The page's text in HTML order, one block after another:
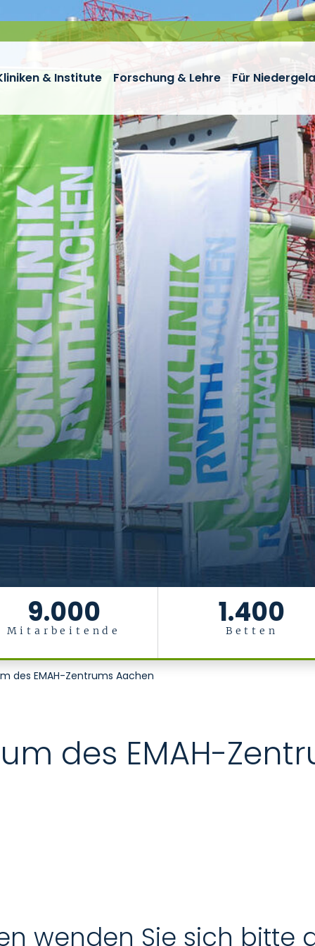
Das Leben ist ein Geschenk. Es
9.000
Mitarbeitende
1.400
Betten
& Institute Forschung & Lehre Für
des EMAH-Zentrums Aachen
des EMAH-
wenden Sie sich bitte